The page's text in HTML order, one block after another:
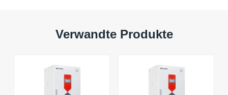
Verwandte Produkte